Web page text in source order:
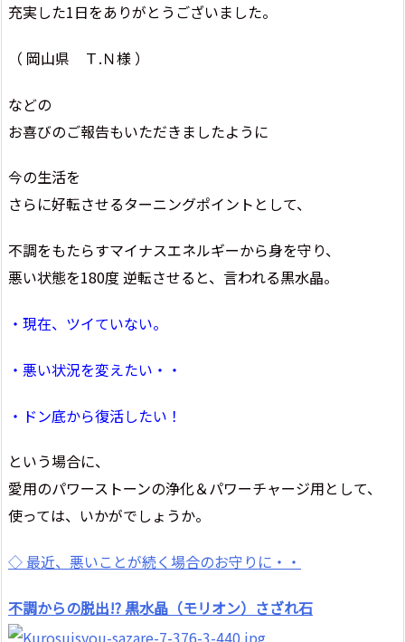
充実した1日をありがとうございました。
（ 岡山県 Ｔ.Ｎ様 ）
などの
お喜びのご報告もいただきましたように
今の生活を
さらに好転させるターニングポイントとして、
不調をもたらすマイナスエネルギーから身を守り、
悪い状態を180度 逆転させると、言われる黒水晶。
・現在、ツイていない。
・悪い状況を変えたい・・
・ドン底から復活したい！
という場合に、
愛用のパワーストーンの浄化＆パワーチャージ用として、
使っては、いかがでしょうか。
◇ 最近、悪いことが続く場合のお守りに・・
不調からの脱出!? 黒水晶（モリオン）さざれ石